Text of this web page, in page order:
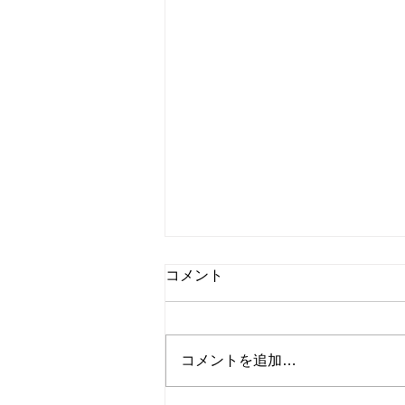
コメント
コメントを追加…